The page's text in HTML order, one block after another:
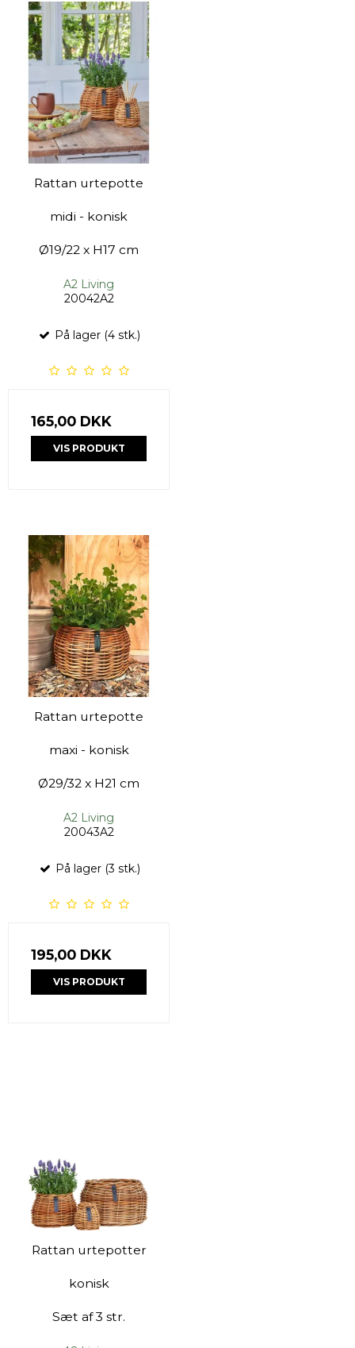
Rattan urtepotte
midi - konisk
Ø19/22 x H17 cm
A2 Living
20042A2
På lager (4 stk.)
165,00 DKK
VIS PRODUKT
Rattan urtepotte
maxi - konisk
Ø29/32 x H21 cm
A2 Living
20043A2
På lager (3 stk.)
195,00 DKK
VIS PRODUKT
Rattan urtepotter
konisk
Sæt af 3 str.